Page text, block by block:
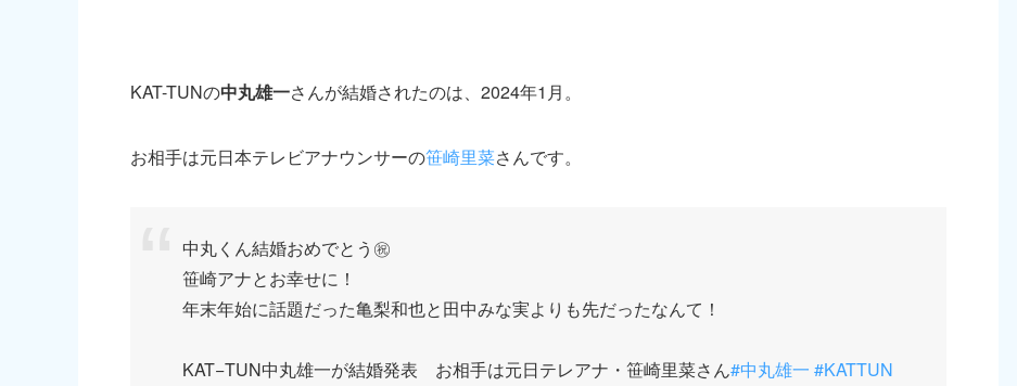
KAT-TUNの中丸雄一さんが結婚されたのは、2024年1月。
お相手は元日本テレビアナウンサーの笹崎里菜さんです。
中丸くん結婚おめでとう㊗
笹崎アナとお幸せに！
年末年始に話題だった亀梨和也と田中みな実よりも先だったなんて！
KAT−TUN中丸雄一が結婚発表 お相手は元日テレアナ・笹崎里菜さん#中丸雄一 #KATTUN